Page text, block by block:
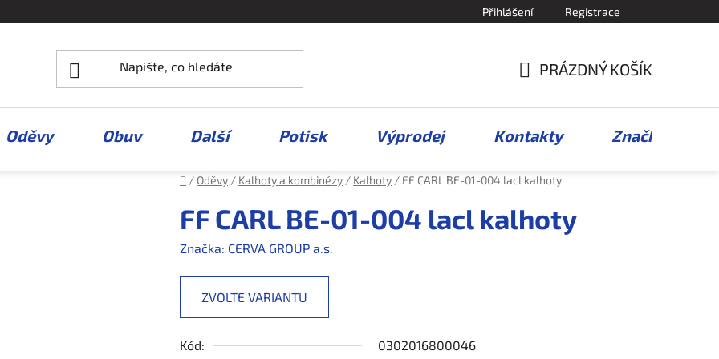
Přihlášení Registrace
KOŠÍK
PRÁZDNÝ KOŠÍK
Oděvy Obuv Další Potisk Výprodej Kontakty Značky
Domů
/ Oděvy / Kalhoty a kombinézy / Kalhoty / FF CARL BE-01-004 lacl kalhoty
FF CARL BE-01-004 lacl kalhoty
Značka: CERVA GROUP a.s.
ZVOLTE VARIANTU
Kód: 0302016800046